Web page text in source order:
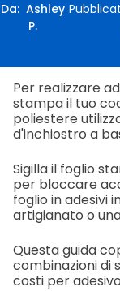
Da: Ashley
P.
Per realizzare
stampa il tuo
poliestere
d'inchiostro a
Sigilla il foglio
per bloccare
foglio in adesivi
artigianato o
Questa guida
combinazioni di
costi per